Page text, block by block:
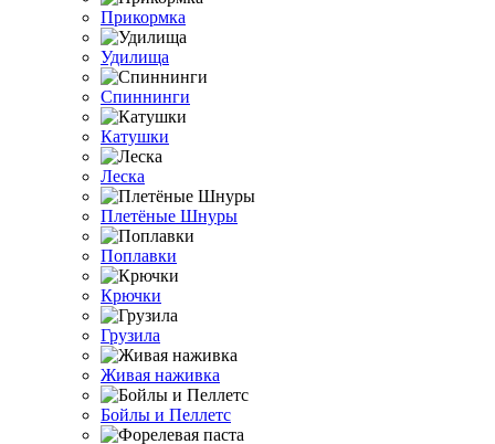
Прикормка
Удилища
Спиннинги
Катушки
Леска
Плетёные Шнуры
Поплавки
Крючки
Грузила
Живая наживка
Бойлы и Пеллетс